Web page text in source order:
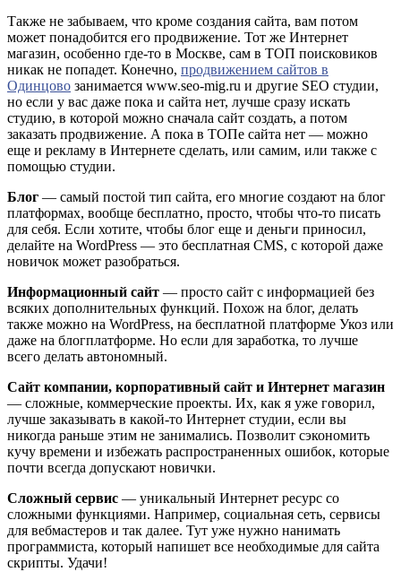
Также не забываем, что кроме создания сайта, вам потом
может понадобится его продвижение. Тот же Интернет
магазин, особенно где-то в Москве, сам в ТОП поисковиков
никак не попадет. Конечно, продвижением сайтов в
Одинцово занимается www.seo-mig.ru и другие SEO студии,
но если у вас даже пока и сайта нет, лучше сразу искать
студию, в которой можно сначала сайт создать, а потом
заказать продвижение. А пока в ТОПе сайта нет — можно
еще и рекламу в Интернете сделать, или самим, или также с
помощью студии.
Блог — самый постой тип сайта, его многие создают на блог
платформах, вообще бесплатно, просто, чтобы что-то писать
для себя. Если хотите, чтобы блог еще и деньги приносил,
делайте на WordPress — это бесплатная CMS, с которой даже
новичок может разобраться.
Информационный сайт — просто сайт с информацией без
всяких дополнительных функций. Похож на блог, делать
также можно на WordPress, на бесплатной платформе Укоз или
даже на блогплатформе. Но если для заработка, то лучше
всего делать автономный.
Сайт компании, корпоративный сайт и Интернет магазин
— сложные, коммерческие проекты. Их, как я уже говорил,
лучше заказывать в какой-то Интернет студии, если вы
никогда раньше этим не занимались. Позволит сэкономить
кучу времени и избежать распространенных ошибок, которые
почти всегда допускают новички.
Сложный сервис — уникальный Интернет ресурс со
сложными функциями. Например, социальная сеть, сервисы
для вебмастеров и так далее. Тут уже нужно нанимать
программиста, который напишет все необходимые для сайта
скрипты. Удачи!